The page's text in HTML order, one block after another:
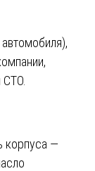
корпуса —